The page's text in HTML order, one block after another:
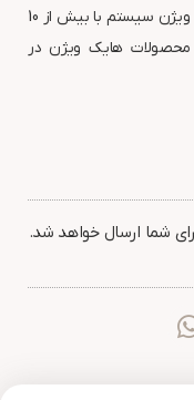
معتبر پارس ارتباط افزار ارائه می‌دهد. هایک ویژن سیستم با بیش از 10
محصولات هایک ویژن در
شما ارسال خواهد شد.